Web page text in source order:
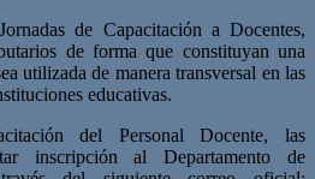
de Capacitación a Docentes,
de forma que constituyan una
utilizada de manera transversal en las
educativas.
del Personal Docente, las
inscripción al Departamento de